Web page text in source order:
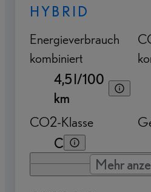
HYBRID
Energieverbrauch
kombiniert
4,5 l/100
km
CO2-Klasse
C
Mehr